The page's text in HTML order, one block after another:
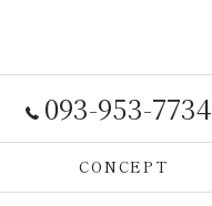
093-953-7734
CONCEPT